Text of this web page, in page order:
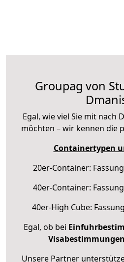
Groupag von
Egal, wie viel Sie mit nach
möchten – wir kennen die
Containertypen
20er-Container:
40er-Container:
40er-High Cube:
Egal, ob bei
Visabestimmungen
Unsere Partner